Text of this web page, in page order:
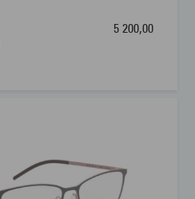
5 200,00